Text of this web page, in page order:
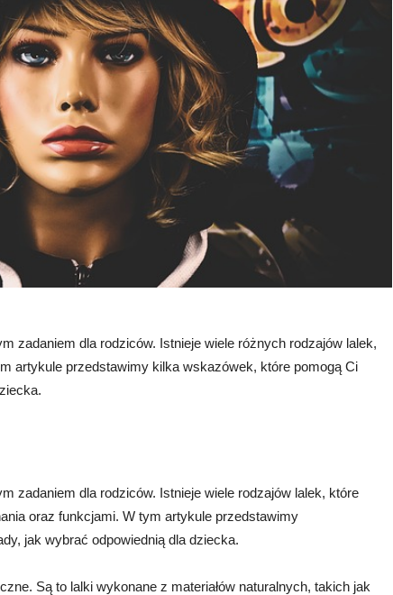
zadaniem dla rodziców. Istnieje wiele różnych rodzajów lalek,
artykule przedstawimy kilka wskazówek, które pomogą Ci
zadaniem dla rodziców. Istnieje wiele rodzajów lalek, które
oraz funkcjami. W tym artykule przedstawimy
jak wybrać odpowiednią dla dziecka.
Są to lalki wykonane z materiałów naturalnych, takich jak